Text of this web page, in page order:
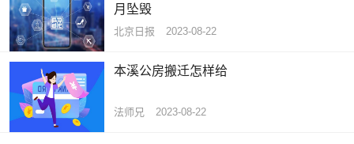
月坠毁
北京日报 2023-08-22
本溪公房搬迁怎样给
法师兄 2023-08-22